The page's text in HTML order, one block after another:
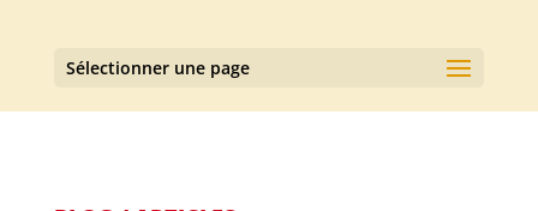
Sélectionner une page